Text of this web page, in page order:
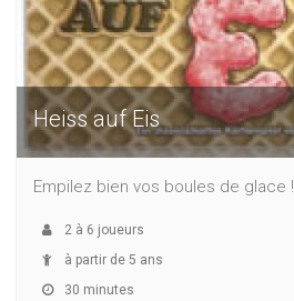
Heiss auf Eis
Empilez bien vos boules de glace !
2 à 6 joueurs
à partir de 5 ans
30 minutes